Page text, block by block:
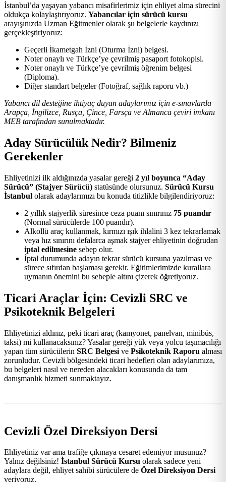
İstanbul’da yaşayan yabancı misafirlerimiz için ehliyet alma sürecini
oldukça kolaylaştırıyoruz. Yabancılar için sürücü kursu
arayışınızda Uzman Eğitmenler olarak şu belgelerle kaydınızı
gerçekleştiriyoruz:
Geçerli İkametgah İzni (Oturma İzni) belgesi.
Noter onaylı ve Türkçe’ye çevrilmiş pasaport fotokopisi.
Noter onaylı ve Türkçe’ye çevrilmiş öğrenim belgesi
(Diploma).
Diğer standart belgeler (Fotoğraf, sağlık raporu vb.)
Yabancı dil desteğine ihtiyaç duyan adaylarımız için e-sınavlarda
Arapça, İngilizce, Rusça, Çince, Farsça ve Almanca çeviri imkanı
MEB tarafından sunulmaktadır.
Aday Sürücülük Nedir? Bilmeniz
Gerekenler
Ehliyetinizi ilk aldığınızda yasalar gereği 2 yıl boyunca “Aday
Sürücü” (Stajyer Sürücü) statüsünde olursunuz. Sürücü Kursu
İstanbul olarak adaylarımızı bu konuda titizlikle bilgilendiriyoruz:
2 yıllık stajyerlik süresince ceza puanı sınırınız 75 puandır
(Normal sürücülerde 100 puandır).
Alkollü araç kullanmak, kırmızı ışık ihlalini 3 kez tekrarlamak
veya hız sınırını defalarca aşmak stajyer ehliyetinin doğrudan
iptal edilmesine sebep olur.
İptal durumunda adayın tekrar sürücü kursuna yazılması ve
sürece sıfırdan başlaması gerekir. Eğitimlerimizde kurallara
uymanın önemini bu sebeple altını çizerek öğretiyoruz.
Ticari Araçlar İçin: Cevizli SRC ve
Psikoteknik Belgeleri
Ehliyetinizi aldınız, peki ticari araç (kamyonet, panelvan, minibüs,
taksi) mi kullanacaksınız? Yasalar gereği yük veya yolcu taşımacılığı
yapan tüm sürücülerin SRC Belgesi ve Psikoteknik Raporu alması
zorunludur. Cevizli bölgesindeki ticari hedefleri olan adaylarımıza,
bu belgeleri nasıl ve nereden alacakları konusunda da tam
danışmanlık hizmeti sunmaktayız.
Cevizli Özel Direksiyon Dersi
Ehliyetiniz var ama trafiğe çıkmaya cesaret edemiyor musunuz?
Yalnız değilsiniz! İstanbul Sürücü Kursu olarak sadece yeni
adaylara değil, ehliyet sahibi sürücülere de Özel Direksiyon Dersi
veriyoruz.